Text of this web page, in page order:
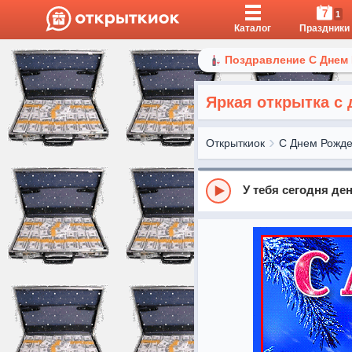
Каталог
7 1
Праздники
Поздравление С
Яркая открытка
Открыткиок С Днем
У тебя сегодня